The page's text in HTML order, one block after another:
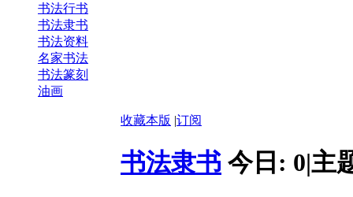
‌书法行书
书法隶书
书法资料
名家书法
书法篆刻
油画
收藏本版 |订阅
书法隶书 今日: 0|主